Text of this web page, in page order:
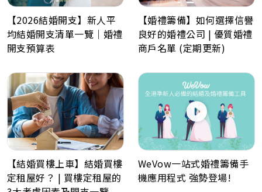
【2026結婚開支】新人平
均結婚開支清單一覽｜婚禮
開支預算表
【婚禮籌備】如何選擇信譽
良好的婚禮公司 | 優質婚禮
商戶名單 (定期更新)
【結婚買樓上車】結婚買樓
定租屋好？ | 買樓定租屋的
WeVow一站式婚禮籌備手
機應用程式 強勢登場!